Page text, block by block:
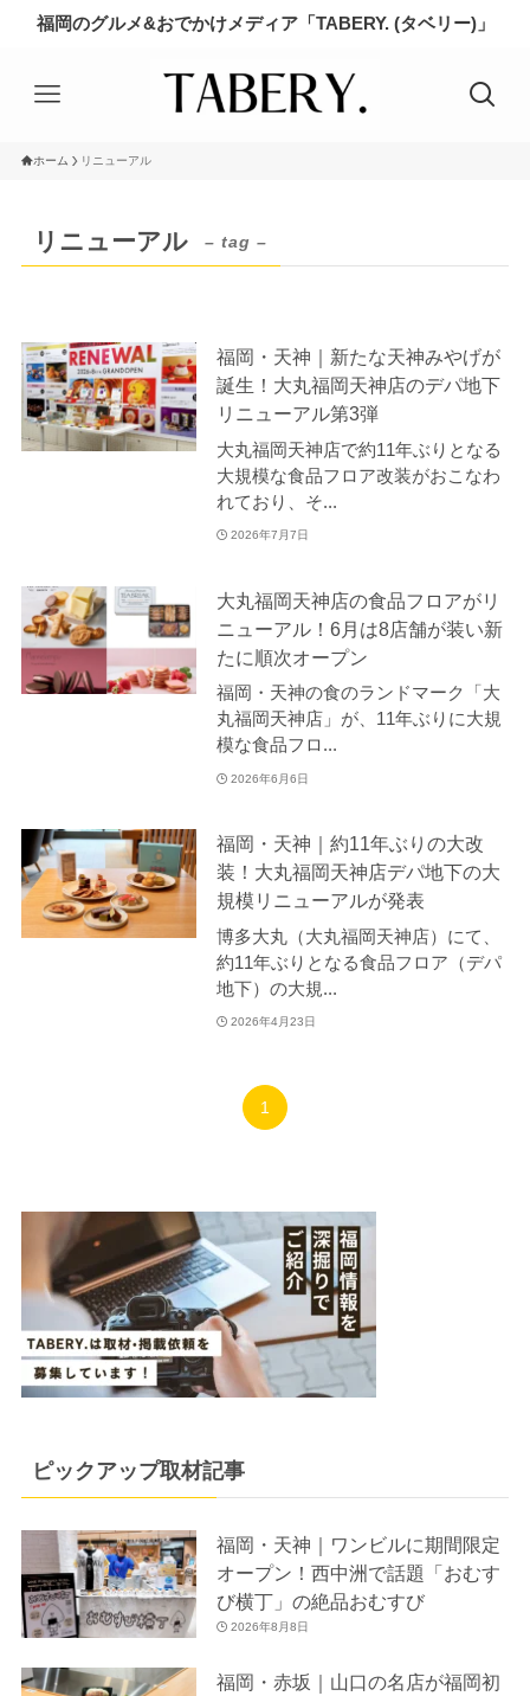
福岡のグルメ&おでかけメディア「TABERY. (タベリー)」
ホーム リニューアル
リニューアル – tag –
福岡・天神｜新たな天神みやげが
誕生！大丸福岡天神店のデパ地下
リニューアル第3弾
大丸福岡天神店で約11年ぶりとなる
大規模な食品フロア改装がおこなわ
れており、そ...
2026年7月7日
大丸福岡天神店の食品フロアがリ
ニューアル！6月は8店舗が装い新
たに順次オープン
福岡・天神の食のランドマーク「大
丸福岡天神店」が、11年ぶりに大規
模な食品フロ...
2026年6月6日
福岡・天神｜約11年ぶりの大改
装！大丸福岡天神店デパ地下の大
規模リニューアルが発表
博多大丸（大丸福岡天神店）にて、
約11年ぶりとなる食品フロア（デパ
地下）の大規...
2026年4月23日
1
ピックアップ取材記事
福岡・天神｜ワンビルに期間限定
オープン！西中洲で話題「おむす
び横丁」の絶品おむすび
2026年8月8日
福岡・赤坂｜山口の名店が福岡初